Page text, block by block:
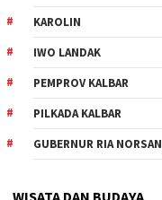
KAROLIN
IWO LANDAK
PEMPROV KALBAR
PILKADA KALBAR
GUBERNUR RIA NORSAN
WISATA DAN BUDAYA